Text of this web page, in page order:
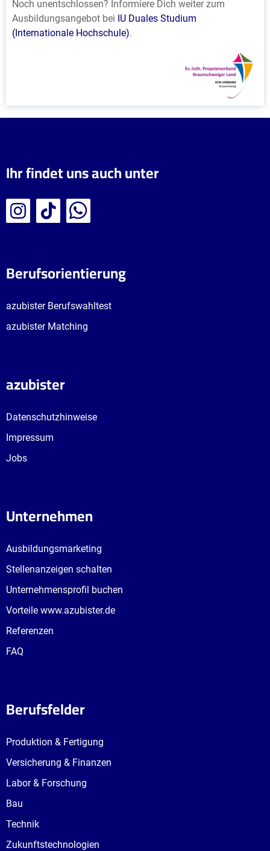
Noch unentschlossen? Informiere Dich weiter zum
Ausbildungsangebot bei IU Duales Studium
(Internationale Hochschule).
Ihr findet uns auch unter
Berufsorientierung
azubister Berufswahltest
azubister Matching
azubister
Datenschutzhinweise
Impressum
Jobs
Unternehmen
Ausbildungsmarketing
Stellenanzeigen schalten
Unternehmensprofil buchen
Vorteile www.azubister.de
Referenzen
FAQ
Berufsfelder
Produktion & Fertigung
Versicherung & Finanzen
Labor & Forschung
Bau
Technik
Zukunftstechnologien